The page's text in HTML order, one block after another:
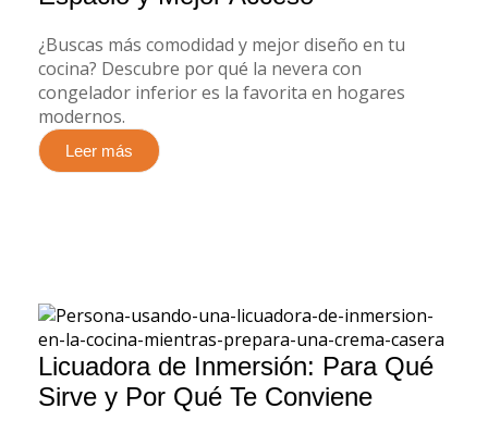
¿Buscas más comodidad y mejor diseño en tu
cocina? Descubre por qué la nevera con
congelador inferior es la favorita en hogares
modernos.
Leer más
Licuadora de Inmersión: Para Qué
Sirve y Por Qué Te Conviene